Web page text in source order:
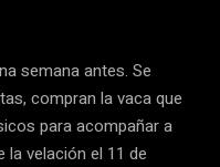
semana antes. Se
compran la vaca que
para acompañar a
velación el 11 de